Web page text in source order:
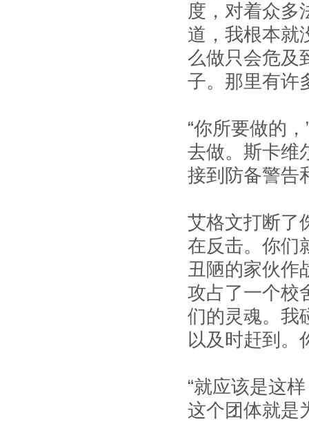
度，对着众多
道，我根本就
么做只会危及
子。那里有许
“你所要做的
去做。斯卡维
接到防备警告
艾格文打断了
在反击。你们
丑陋的家伙作
攻占了一个校
们的灵魂。我
以及时赶到。
“就应该是这
这个团体就是